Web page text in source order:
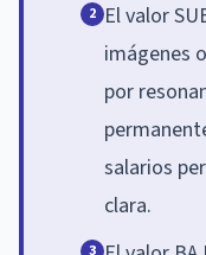
2 El valor
imágenes
por
salarios
clara.
3